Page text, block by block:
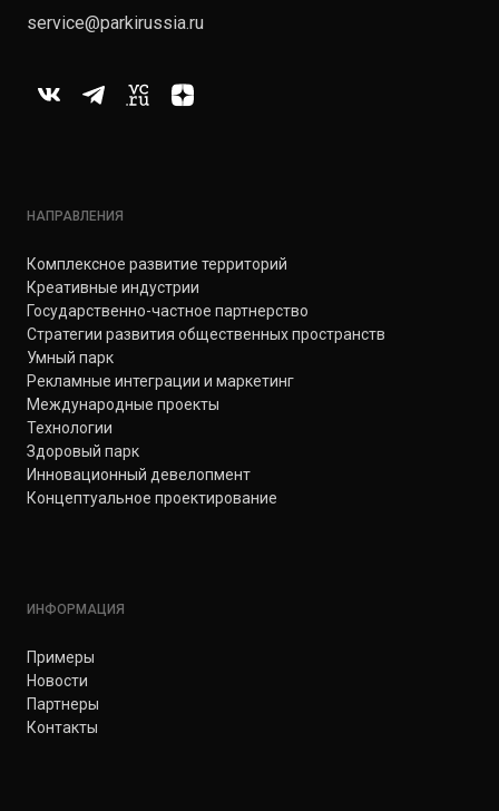
service@parkirussia.ru
НАПРАВЛЕНИЯ
Комплексное развитие территорий
Креативные индустрии
Государственно-частное партнерство
Стратегии развития общественных пространств
Умный парк
Рекламные интеграции и маркетинг
Международные проекты
Технологии
Здоровый парк
Инновационный девелопмент
Концептуальное проектирование
ИНФОРМАЦИЯ
Примеры
Новости
Партнеры
Контакты